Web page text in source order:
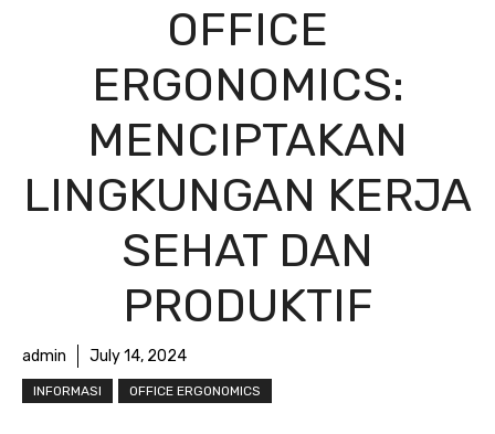
OFFICE
ERGONOMICS:
MENCIPTAKAN
LINGKUNGAN KERJA
SEHAT DAN
PRODUKTIF
admin July 14, 2024
INFORMASI OFFICE ERGONOMICS